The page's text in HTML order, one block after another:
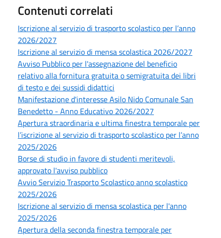
Contenuti correlati
Iscrizione al servizio di trasporto scolastico per l’anno
2026/2027
Iscrizione al servizio di mensa scolastica 2026/2027
Avviso Pubblico per l'assegnazione del beneficio
relativo alla fornitura gratuita o semigratuita dei libri
di testo e dei sussidi didattici
Manifestazione d'interesse Asilo Nido Comunale San
Benedetto - Anno Educativo 2026/2027
Apertura straordinaria e ultima finestra temporale per
l’iscrizione al servizio di trasporto scolastico per l’anno
2025/2026
Borse di studio in favore di studenti meritevoli,
approvato l'avviso pubblico
Avvio Servizio Trasporto Scolastico anno scolastico
2025/2026
Iscrizione al servizio di mensa scolastica per l'anno
2025/2026
Apertura della seconda finestra temporale per